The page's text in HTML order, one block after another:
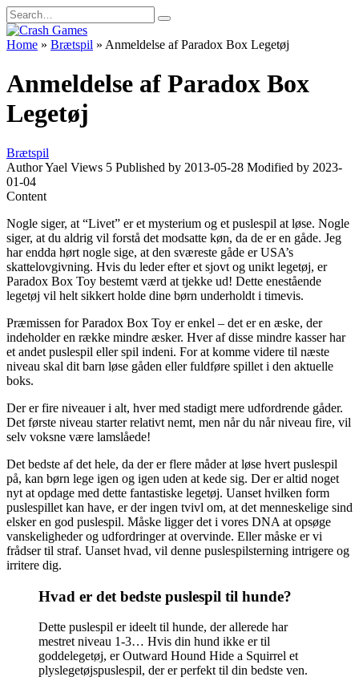
Skip
to
content
Search
for:
Home » Brætspil » Anmeldelse af Paradox Box Legetøj
Anmeldelse af Paradox Box
Legetøj
Brætspil
AuthorYael Views 5 Published by 2013-05-28 Modified by 2023-
01-04
Content
Nogle siger, at “Livet” er et mysterium og et puslespil at løse. Nogle
siger, at du aldrig vil forstå det modsatte køn, da de er en gåde. Jeg
har endda hørt nogle sige, at den sværeste gåde er USA’s
skattelovgivning. Hvis du leder efter et sjovt og unikt legetøj, er
Paradox Box Toy bestemt værd at tjekke ud! Dette enestående
legetøj vil helt sikkert holde dine børn underholdt i timevis.
Præmissen for Paradox Box Toy er enkel – det er en æske, der
indeholder en række mindre æsker. Hver af disse mindre kasser har
et andet puslespil eller spil indeni. For at komme videre til næste
niveau skal dit barn løse gåden eller fuldføre spillet i den aktuelle
boks.
Der er fire niveauer i alt, hver med stadigt mere udfordrende gåder.
Det første niveau starter relativt nemt, men når du når niveau fire, vil
selv voksne være lamslåede!
Det bedste af det hele, da der er flere måder at løse hvert puslespil
på, kan børn lege igen og igen uden at kede sig. Der er altid noget
nyt at opdage med dette fantastiske legetøj. Uanset hvilken form
puslespillet kan have, er der ingen tvivl om, at det menneskelige sind
elsker en god puslespil. Måske ligger det i vores DNA at opsøge
vanskeligheder og udfordringer at overvinde. Eller måske er vi
frådser til straf. Uanset hvad, vil denne puslespilsterning intrigere og
irritere dig.
Hvad er det bedste puslespil til hunde?
Dette puslespil er ideelt til hunde, der allerede har
mestret niveau 1-3… Hvis din hund ikke er til
goddelegetøj, er Outward Hound Hide a Squirrel et
plyslegetøjspuslespil, der er perfekt til din bedste ven.